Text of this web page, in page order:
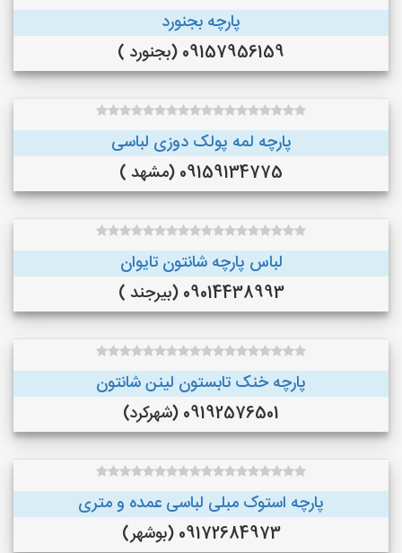
پارچه بجنورد
09157956159 (بجنورد )
پارچه لمه پولک دوزی لباسی
09159134775 (مشهد )
لباس پارچه شانتون تایوان
09014438993 (بیرجند )
پارچه خنک تابستون لینن شانتون
09192576501 (شهرکرد)
پارچه استوک مبلی لباسی عمده و متری
09172684973 (بوشهر)